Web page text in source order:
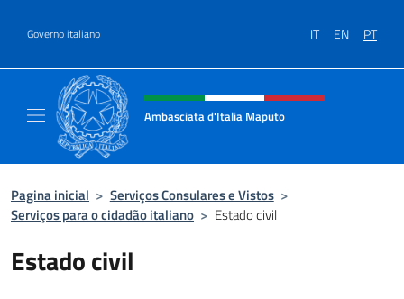
Governo italiano IT EN PT
Site, social e cabeçalho do menu
Ambasciata d'Italia Maputo
Pagina inicial > Serviços Consulares e Vistos >
Serviços para o cidadão italiano > Estado civil
Estado civil